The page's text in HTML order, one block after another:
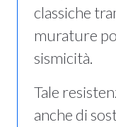
classiche
murature
sismicità.
Tale
anche di